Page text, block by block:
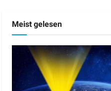
Meist gelesen